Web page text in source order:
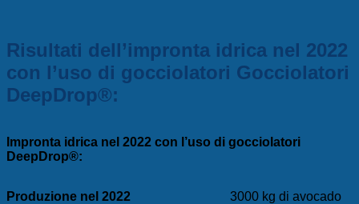
Risultati dell’impronta idrica nel 2022
con l’uso di gocciolatori Gocciolatori
DeepDrop®:
Impronta idrica nel 2022 con l’uso di gocciolatori
DeepDrop®:
Produzione nel 2022 3000 kg di avocado